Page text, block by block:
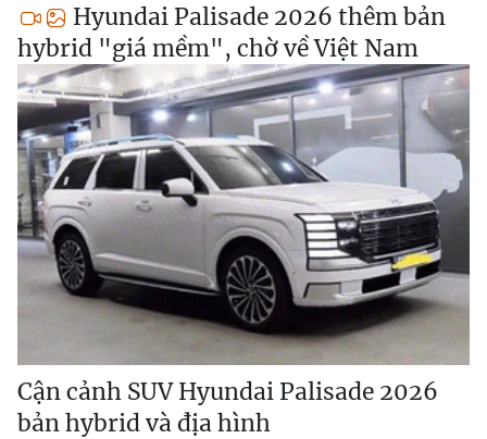
Hyundai Palisade 2026 thêm bản
hybrid "giá mềm", chờ về Việt Nam
Cận cảnh SUV Hyundai Palisade 2026
bản hybrid và địa hình